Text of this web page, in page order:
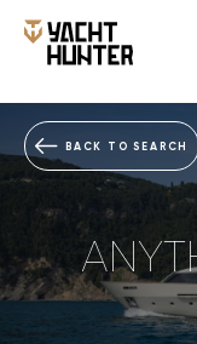
BACK TO SEARCH